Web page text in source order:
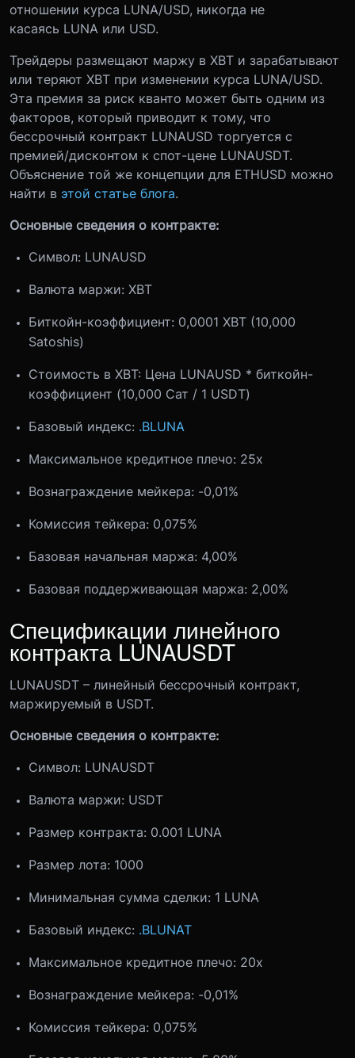
отношении курса LUNA/USD, никогда не
касаясь LUNA или USD.
Трейдеры размещают маржу в XBT и зарабатывают
или теряют XBT при изменении курса LUNA/USD.
Эта премия за риск кванто может быть одним из
факторов, который приводит к тому, что
бессрочный контракт LUNAUSD торгуется с
премией/дисконтом к спот-цене LUNAUSDT.
Объяснение той же концепции для ETHUSD можно
найти в этой статье блога.
Основные сведения о контракте:
Символ: LUNAUSD
Валюта маржи: XBT
Биткойн-коэффициент: 0,0001 XBT (10,000
Satoshis)
Стоимость в XBT: Цена LUNAUSD * биткойн-
коэффициент (10,000 Сат / 1 USDT)
Базовый индекс: .BLUNA
Максимальное кредитное плечо: 25x
Вознаграждение мейкера: -0,01%
Комиссия тейкера: 0,075%
Базовая начальная маржа: 4,00%
Базовая поддерживающая маржа: 2,00%
Спецификации линейного
контракта LUNAUSDT
LUNAUSDT – линейный бессрочный контракт,
маржируемый в USDT.
Основные сведения о контракте:
Символ: LUNAUSDT
Валюта маржи: USDT
Размер контракта: 0.001 LUNA
Размер лота: 1000
Минимальная сумма сделки: 1 LUNA
Базовый индекс: .BLUNAT
Максимальное кредитное плечо: 20x
Вознаграждение мейкера: -0,01%
Комиссия тейкера: 0,075%